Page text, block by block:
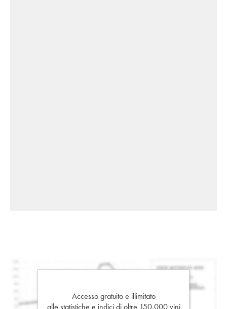
Accesso gratuito e illimitato
alle statistiche e indici di oltre 150.000 vini